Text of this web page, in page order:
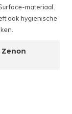
materiaal,
ook hygiënische